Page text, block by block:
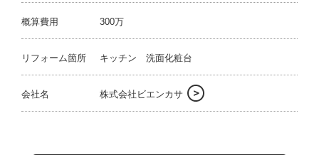
概算費用 300万
リフォーム箇所 キッチン 洗面化粧台
会社名 株式会社ビエンカサ